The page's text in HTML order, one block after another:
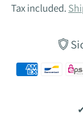
Tax included.